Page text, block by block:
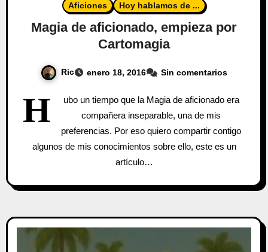
Aficiones Hoy hablamos de ...
Magia de aficionado, empieza por
Cartomagia
Ric enero 18, 2016 Sin comentarios
H
ubo un tiempo que la Magia de aficionado era
compañera inseparable, una de mis
preferencias. Por eso quiero compartir contigo
algunos de mis conocimientos sobre ello, este es un
artículo…